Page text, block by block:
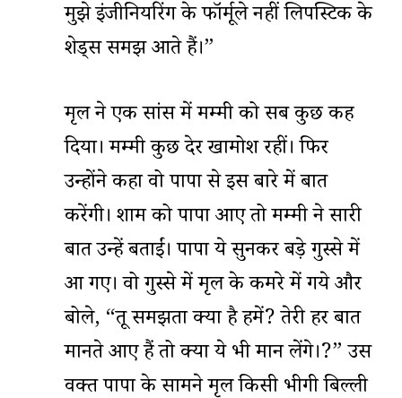
मुझे इंजीनियरिंग के फॉर्मूले नहीं लिपस्टिक के
शेड्स समझ आते हैं।”
मृदुल ने एक सांस में मम्मी को सब कुछ कह
दिया। मम्मी कुछ देर खामोश रहीं। फिर
उन्होंने कहा वो पापा से इस बारे में बात
करेंगी। शाम को पापा आए तो मम्मी ने सारी
बात उन्हें बताईं। पापा ये सुनकर बड़े गुस्से में
आ गए। वो गुस्से में मृदुल के कमरे में गये और
बोले, “तू समझता क्या है हमें? तेरी हर बात
मानते आए हैं तो क्या ये भी मान लेंगे।?” उस
वक्त पापा के सामने मृदुल किसी भीगी बिल्ली